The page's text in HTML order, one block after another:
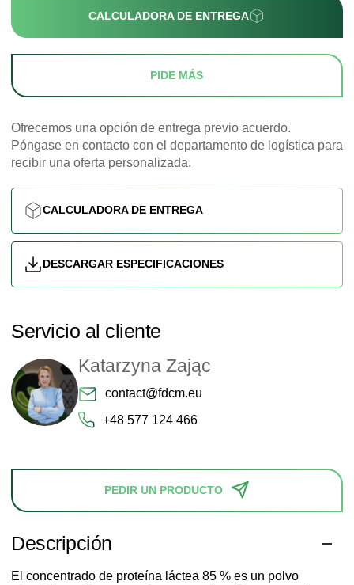
Descripción
El concentrado de proteína láctea 85 % es un polvo
CALCULADORA DE ENTREGA
PIDE MÁS
Ofrecemos una opción de entrega previo acuerdo.
Póngase en contacto con el departamento de logística para
recibir una oferta personalizada.
CALCULADORA DE ENTREGA
DESCARGAR ESPECIFICACIONES
Servicio al cliente
Katarzyna Zając
contact@fdcm.eu
+48 577 124 466
PEDIR UN PRODUCTO